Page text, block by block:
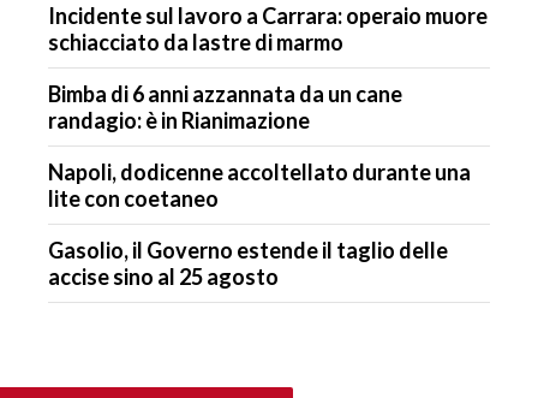
Incidente sul lavoro a Carrara: operaio muore
schiacciato da lastre di marmo
Bimba di 6 anni azzannata da un cane
randagio: è in Rianimazione
Napoli, dodicenne accoltellato durante una
lite con coetaneo
Gasolio, il Governo estende il taglio delle
accise sino al 25 agosto